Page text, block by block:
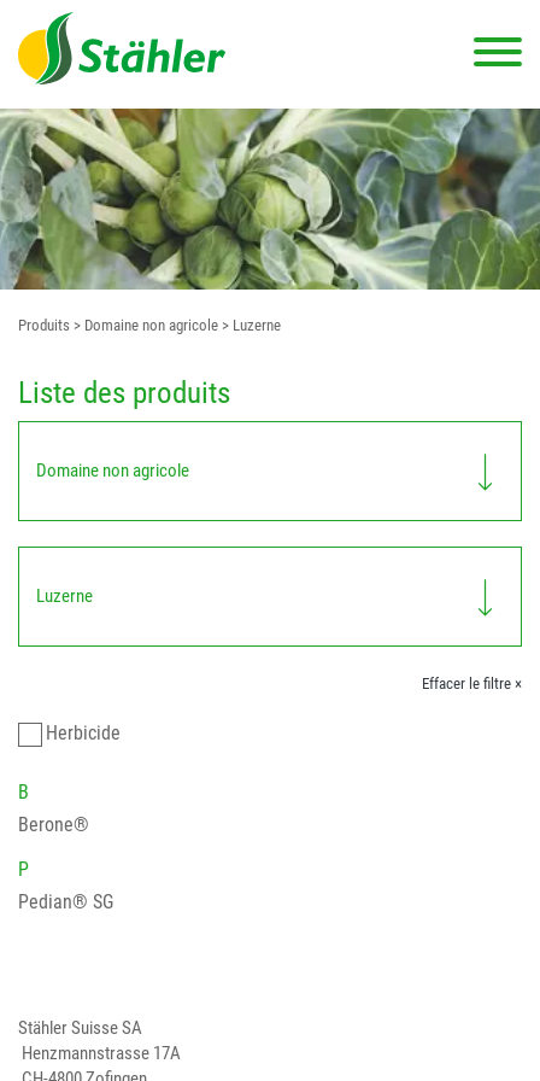
Produits > Domaine non agricole > Luzerne
Liste des produits
Domaine non agricole
Luzerne
Effacer le filtre ×
Herbicide
B
Berone®
P
Pedian® SG
Stähler Suisse SA
Henzmannstrasse 17A